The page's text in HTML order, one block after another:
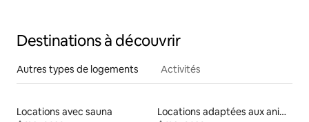
Destinations à découvrir
Autres types de logements Activités
Locations avec sauna
Locations adaptées aux animaux